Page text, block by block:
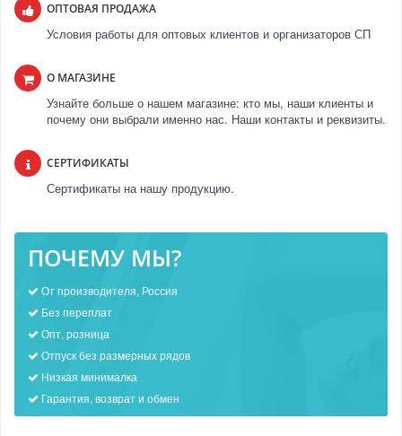
ОПТОВАЯ ПРОДАЖА
Условия работы для оптовых клиентов и организаторов СП
О МАГАЗИНЕ
Узнайте больше о нашем магазине: кто мы, наши клиенты и
почему они выбрали именно нас. Наши контакты и реквизиты.
СЕРТИФИКАТЫ
Сертификаты на нашу продукцию.
ПОЧЕМУ МЫ?
От производителя, Россия
Без переплат
Опт, розница
Отпуск без размерных рядов
Низкая минималка
Гарантия, возврат и обмен